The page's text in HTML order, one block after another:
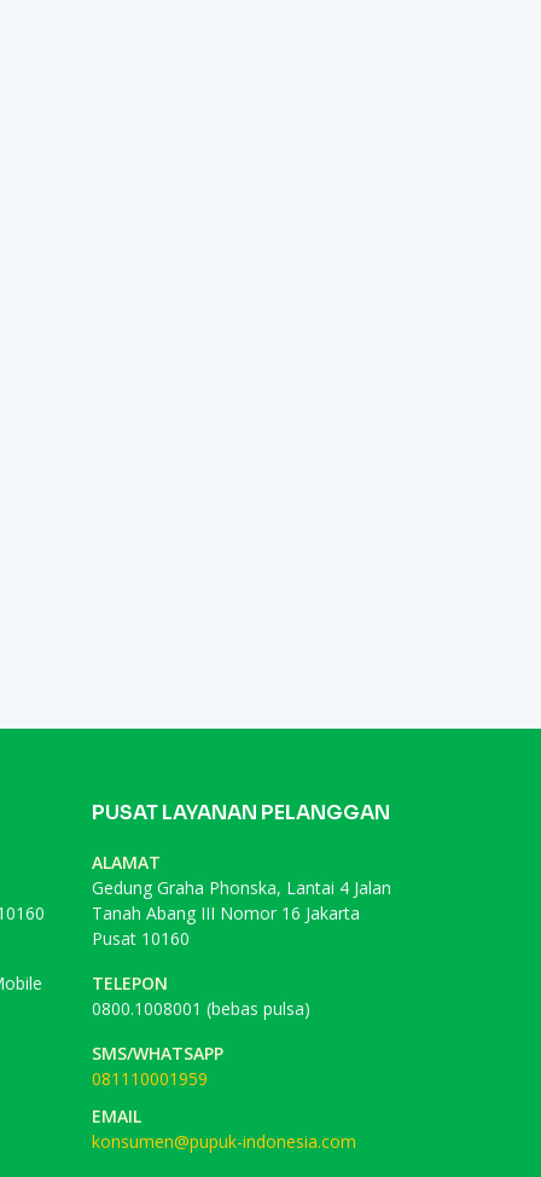
PUSAT LAYANAN PELANGGAN
ALAMAT
Gedung Graha Phonska, Lantai 4 Jalan
Tanah Abang III Nomor 16 Jakarta
Pusat 10160
TELEPON
0800.1008001 (bebas pulsa)
SMS/WHATSAPP
081110001959
EMAIL
konsumen@pupuk-indonesia.com